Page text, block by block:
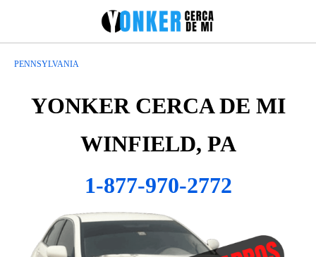
PENNSYLVANIA
YONKER CERCA DE MI
WINFIELD, PA
1-877-970-2772